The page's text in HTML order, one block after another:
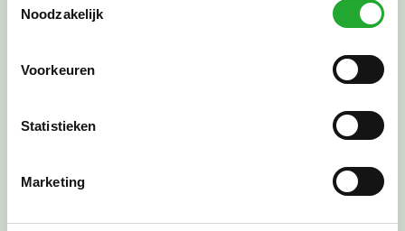
Noodzakelijk
Voorkeuren
Statistieken
Marketing